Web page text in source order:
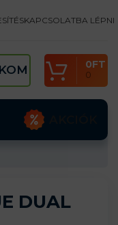
KAPCSOLATBA LÉPNI
0
0FT
DUAL